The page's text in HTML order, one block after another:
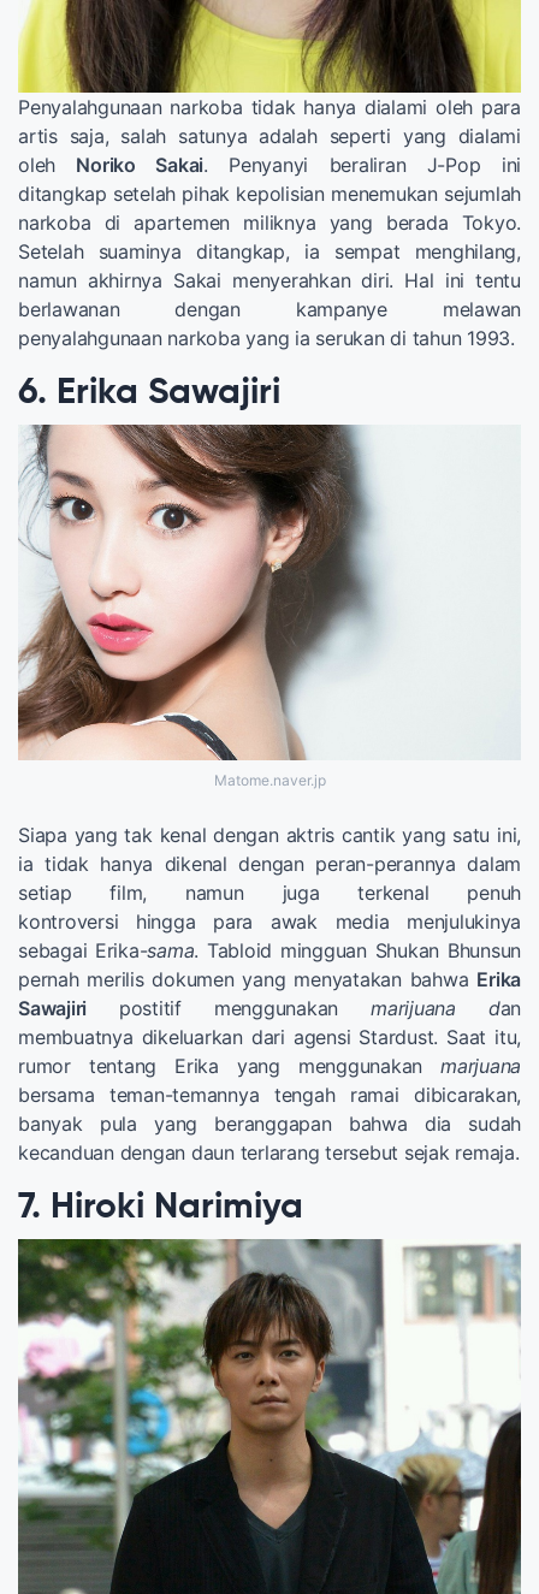
Penyalahgunaan narkoba tidak hanya dialami oleh para
artis saja, salah satunya adalah seperti yang dialami
oleh Noriko Sakai. Penyanyi beraliran J-Pop ini
ditangkap setelah pihak kepolisian menemukan sejumlah
narkoba di apartemen miliknya yang berada Tokyo.
Setelah suaminya ditangkap, ia sempat menghilang,
namun akhirnya Sakai menyerahkan diri. Hal ini tentu
berlawanan dengan kampanye melawan
penyalahgunaan narkoba yang ia serukan di tahun 1993.
6. Erika Sawajiri
Matome.naver.jp
Siapa yang tak kenal dengan aktris cantik yang satu ini,
ia tidak hanya dikenal dengan peran-perannya dalam
setiap film, namun juga terkenal penuh
kontroversi hingga para awak media menjulukinya
sebagai Erika-sama. Tabloid mingguan Shukan Bhunsun
pernah merilis dokumen yang menyatakan bahwa Erika
Sawajiri postitif menggunakanmarijuana dan
membuatnya dikeluarkan dari agensi Stardust. Saat itu,
rumor tentang Erika yang menggunakan marjuana
bersama teman-temannya tengah ramai dibicarakan,
banyak pula yang beranggapan bahwa dia sudah
kecanduan dengan daun terlarang tersebut sejak remaja.
7. Hiroki Narimiya